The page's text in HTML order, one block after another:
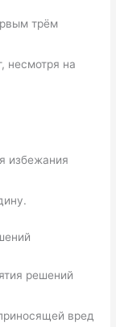
трём
несмотря на
избежания
решений
вред